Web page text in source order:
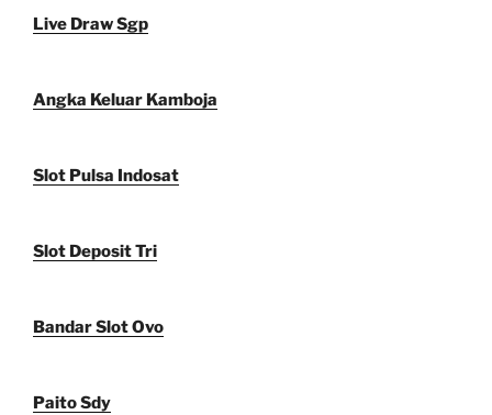
Live Draw Sgp
Angka Keluar Kamboja
Slot Pulsa Indosat
Slot Deposit Tri
Bandar Slot Ovo
Paito Sdy